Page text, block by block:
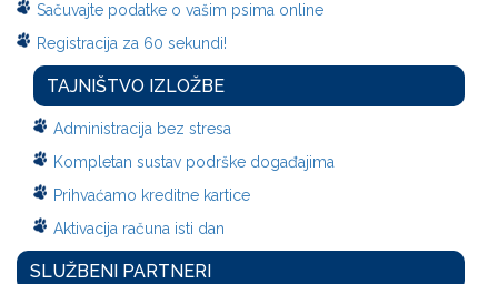
Sačuvajte podatke o vašim psima online
Registracija za 60 sekundi!
TAJNIŠTVO IZLOŽBE
Administracija bez stresa
Kompletan sustav podrške događajima
Prihvaćamo kreditne kartice
Aktivacija računa isti dan
SLUŽBENI PARTNERI